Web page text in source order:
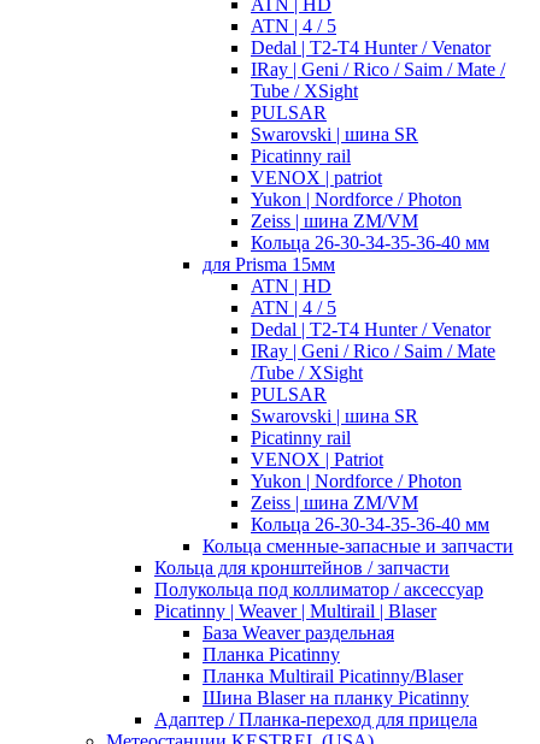
ATN | HD
ATN | 4 / 5
Dedal | T2-T4 Hunter / Venator
IRay | Geni / Rico / Saim / Mate /
Tube / XSight
PULSAR
Swarovski | шина SR
Picatinny rail
VENOX | patriot
Yukon | Nordforce / Photon
Zeiss | шина ZM/VM
Кольца 26-30-34-35-36-40 мм
для Prisma 15мм
ATN | HD
ATN | 4 / 5
Dedal | T2-T4 Hunter / Venator
IRay | Geni / Rico / Saim / Mate
/Tube / XSight
PULSAR
Swarovski | шина SR
Picatinny rail
VENOX | Patriot
Yukon | Nordforce / Photon
Zeiss | шина ZM/VM
Кольца 26-30-34-35-36-40 мм
Кольца сменные-запасные и запчасти
Кольца для кронштейнов / запчасти
Полукольца под коллиматор / аксессуар
Picatinny | Weaver | Multirail | Blaser
База Weaver раздельная
Планка Picatinny
Планка Multirail Picatinny/Blaser
Шина Blaser на планку Picatinny
Адаптер / Планка-переход для прицела